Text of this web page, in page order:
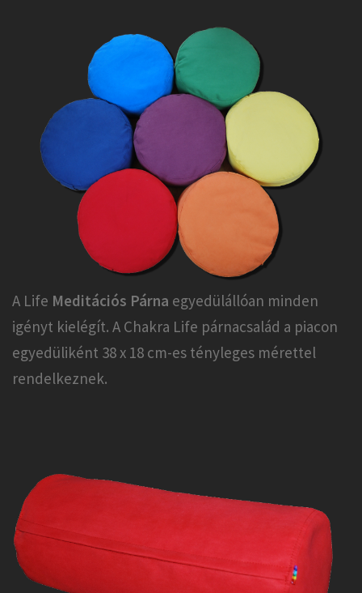
A Life Meditációs Párna egyedülállóan minden
igényt kielégít. A Chakra Life párnacsalád a piacon
egyedüliként 38 x 18 cm-es tényleges mérettel
rendelkeznek.